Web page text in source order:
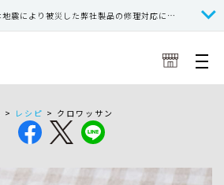
により被災した弊社製品の修理対応につきまして
> レシピ > クロワッサン